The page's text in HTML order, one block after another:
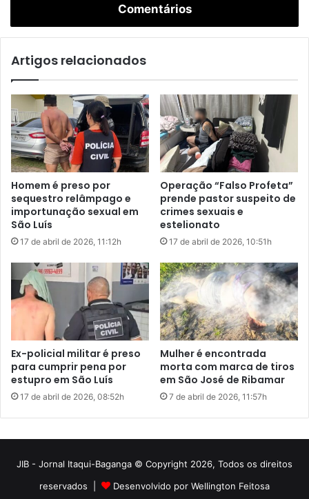
JIB - Jornal Itaqui-Baganga © Copyright 2026, Todos os direitos
reservados |
Desenvolvido por Wellington Feitosa